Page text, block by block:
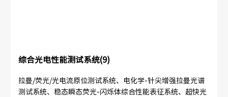
综合光电性能测试系统(9)
拉曼/荧光/光电流原位测试系统、电化学-针尖增强拉曼光谱
测试系统、稳态瞬态荧光-闪烁体综合性能表征系统、超快光